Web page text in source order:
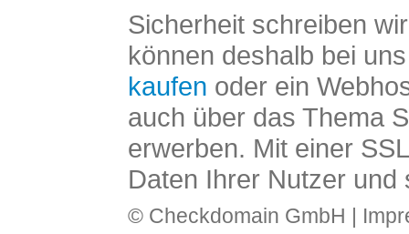
Sicherheit schreiben
können deshalb bei
kaufen oder ein
auch über das Thema
erwerben. Mit einer
Daten Ihrer Nutzer und
© Checkdomain GmbH |